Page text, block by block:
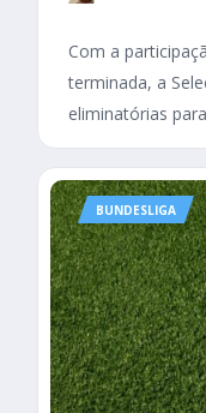
Com a
terminada, a
eliminatórias
BUNDESLIGA